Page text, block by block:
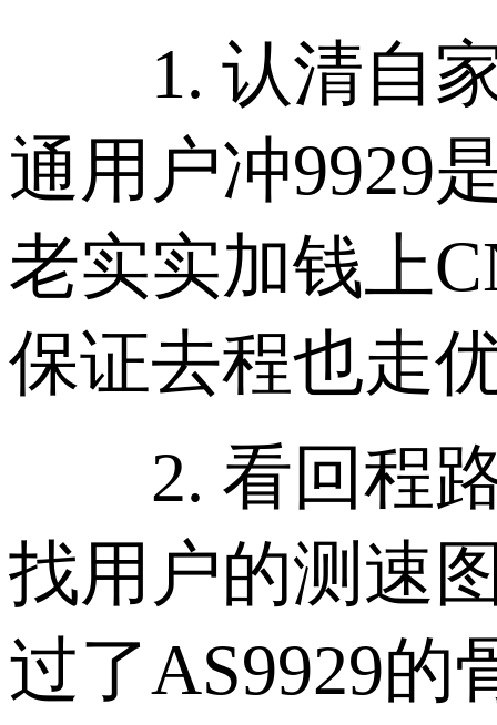
1. 认清自家
通用户冲9929
老实实加钱上
保证去程也走
2. 看回程路
找用户的测速
过了AS9929的